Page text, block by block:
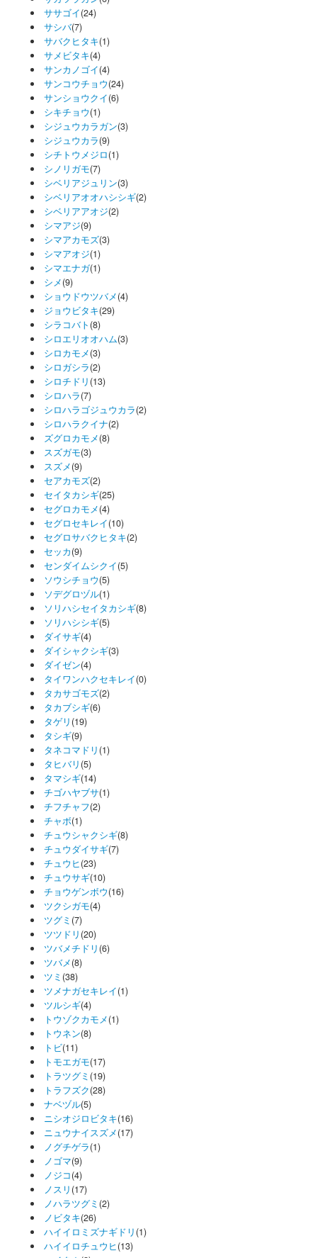
ササゴイ(24)
サシバ(7)
サバクヒタキ(1)
サメビタキ(4)
サンカノゴイ(4)
サンコウチョウ(24)
サンショウクイ(6)
シキチョウ(1)
シジュウカラガン(3)
シジュウカラ(9)
シチトウメジロ(1)
シノリガモ(7)
シベリアジュリン(3)
シベリアオオハシシギ(2)
シベリアアオジ(2)
シマアジ(9)
シマアカモズ(3)
シマアオジ(1)
シマエナガ(1)
シメ(9)
ショウドウツバメ(4)
ジョウビタキ(29)
シラコバト (8)
シロエリオオハム(3)
シロカモメ(3)
シロガシラ(2)
シロチドリ (13)
シロハラ(7)
シロハラゴジュウカラ(2)
シロハラクイナ(2)
ズグロカモメ(8)
スズガモ(3)
スズメ(9)
セアカモズ(2)
セイタカシギ(25)
セグロカモメ(4)
セグロセキレイ(10)
セグロサバクヒタキ(2)
セッカ(9)
センダイムシクイ(5)
ソウシチョウ(5)
ソデグロヅル(1)
ソリハシセイタカシギ(8)
ソリハシシギ(5)
ダイサギ(4)
ダイシャクシギ(3)
ダイゼン(4)
タイワンハクセキレイ(0)
タカサゴモズ(2)
タカブシギ(6)
タゲリ (19)
タシギ(9)
タネコマドリ (1)
タヒバリ (5)
タマシギ(14)
チゴハヤブサ(1)
チフチャフ(2)
チャボ(1)
チュウシャクシギ(8)
チュウダイサギ(7)
チュウヒ(23)
チュウサギ(10)
チョウゲンボウ(16)
ツクシガモ(4)
ツグミ (7)
ツツドリ (20)
ツバメチドリ (6)
ツバメ(8)
ツミ (38)
ツメナガセキレイ(1)
ツルシギ(4)
トウゾクカモメ(1)
トウネン(8)
トビ(11)
トモエガモ(17)
トラツグミ (19)
トラフズク(28)
ナベヅル(5)
ニシオジロビタキ(16)
ニュウナイスズメ(17)
ノグチゲラ(1)
ノゴマ(9)
ノジコ(4)
ノスリ (17)
ノハラツグミ (2)
ノビタキ(26)
ハイイロミズナギドリ (1)
ハイイロチュウヒ(13)